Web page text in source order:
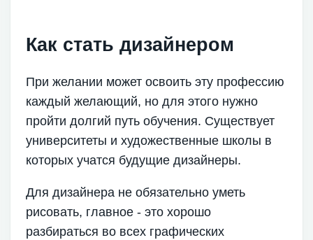
Как стать дизайнером
При желании может освоить эту профессию
каждый желающий, но для этого нужно
пройти долгий путь обучения. Существует
университеты и художественные школы в
которых учатся будущие дизайнеры.
Для дизайнера не обязательно уметь
рисовать, главное - это хорошо
разбираться во всех графических